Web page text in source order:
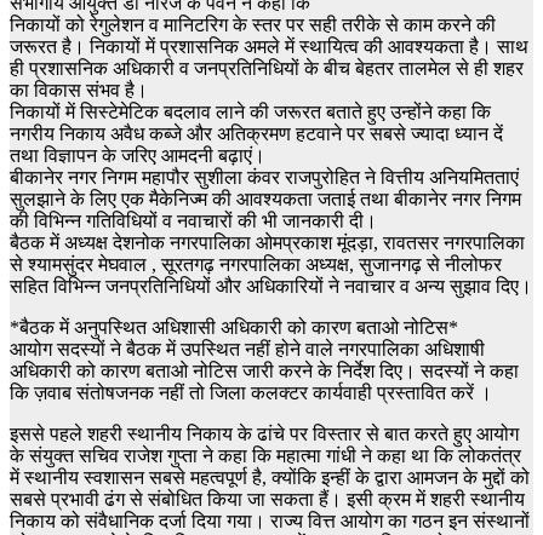
निकायों को रेगुलेशन व मानिटरिग के स्तर पर सही तरीके से काम करने की
जरूरत है। निकायों में प्रशासनिक अमले में स्थायित्व की आवश्यकता है। साथ
ही प्रशासनिक अधिकारी व जनप्रतिनिधियों के बीच बेहतर तालमेल से ही शहर
का विकास संभव है।
निकायों में सिस्टेमेटिक बदलाव लाने की जरूरत बताते हुए उन्होंने कहा कि
नगरीय निकाय अवैध कब्जे और अतिक्रमण हटवाने पर सबसे ज्यादा ध्यान दें
तथा विज्ञापन के जरिए आमदनी बढ़ाएं।
बीकानेर नगर निगम महापौर सुशीला कंवर राजपुरोहित ने वित्तीय अनियमितताएं
सुलझाने के लिए एक मैकेनिज्म की आवश्यकता जताई तथा बीकानेर नगर निगम
की विभिन्न गतिविधियों व नवाचारों की भी जानकारी दी।
बैठक में अध्यक्ष देशनोक नगरपालिका ओमप्रकाश मूंदड़ा, रावतसर नगरपालिका
से श्यामसुंदर मेघवाल , सूरतगढ़ नगरपालिका अध्यक्ष, सुजानगढ़ से नीलोफर
सहित विभिन्न जनप्रतिनिधियों और अधिकारियों ने नवाचार व अन्य सुझाव दिए।
*बैठक में अनुपस्थित अधिशासी अधिकारी को कारण बताओ नोटिस*
आयोग सदस्यों ने बैठक में उपस्थित नहीं होने वाले नगरपालिका अधिशाषी
अधिकारी को कारण बताओ नोटिस जारी करने के निर्देश दिए। सदस्यों ने कहा
कि ज़वाब संतोषजनक नहीं तो जिला कलक्टर कार्यवाही प्रस्तावित करें ।
इससे पहले शहरी स्थानीय निकाय के ढांचे पर विस्तार से बात करते हुए आयोग
के संयुक्त सचिव राजेश गुप्ता ने कहा कि महात्मा गांधी ने कहा था कि लोकतंत्र
में स्थानीय स्वशासन सबसे महत्वपूर्ण है, क्योंकि इन्हीं के द्वारा आमजन के मुद्दों को
सबसे प्रभावी ढंग से संबोधित किया जा सकता हैं। इसी क्रम में शहरी स्थानीय
निकाय को संवैधानिक दर्जा दिया गया। राज्य वित्त आयोग का गठन इन संस्थानों